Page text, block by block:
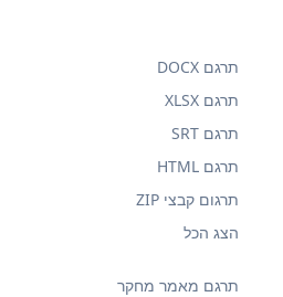
תרגם מאמר מחקר
תרגם DOCX
תרגם XLSX
תרגם SRT
תרגם HTML
תרגום קבצי ZIP
הצג הכל